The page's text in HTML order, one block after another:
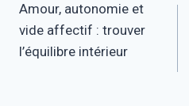
de
l’article
Amour, autonomie et
vide affectif : trouver
l’équilibre intérieur